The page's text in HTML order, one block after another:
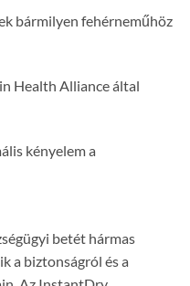
bármilyen fehérneműhöz
Health Alliance által
kényelem a
betét hármas
a biztonságról és a